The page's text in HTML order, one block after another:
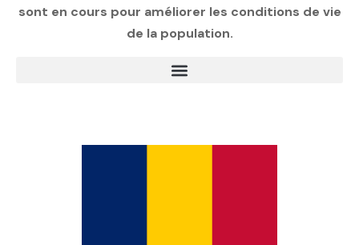
sont en cours pour améliorer les conditions de vie
de la population.